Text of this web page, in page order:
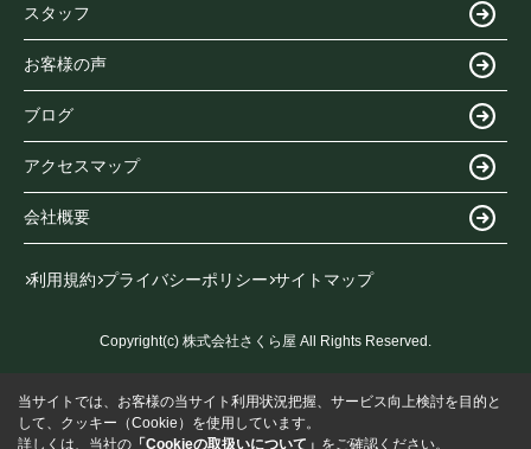
スタッフ
お客様の声
ブログ
アクセスマップ
会社概要
利用規約 プライバシーポリシー サイトマップ
Copyright(c) 株式会社さくら屋 All Rights Reserved.
当サイトでは、お客様の当サイト利用状況把握、サービス向上検討を目的と
して、クッキー（Cookie）を使用しています。
詳しくは、当社の 「Cookieの取扱いについて」 をご確認ください。